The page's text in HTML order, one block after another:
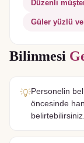
Düzenli
Güler yüzlü
Bilinmesi
💡Personelin
öncesinde
belirtebilirsiniz.